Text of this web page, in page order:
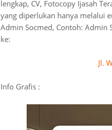
lengkap, CV, Fotocopy Ijasah
yang diperlukan hanya melalui
Admin Socmed, Contoh: Admin
ke:
Jl.
Info Grafis :